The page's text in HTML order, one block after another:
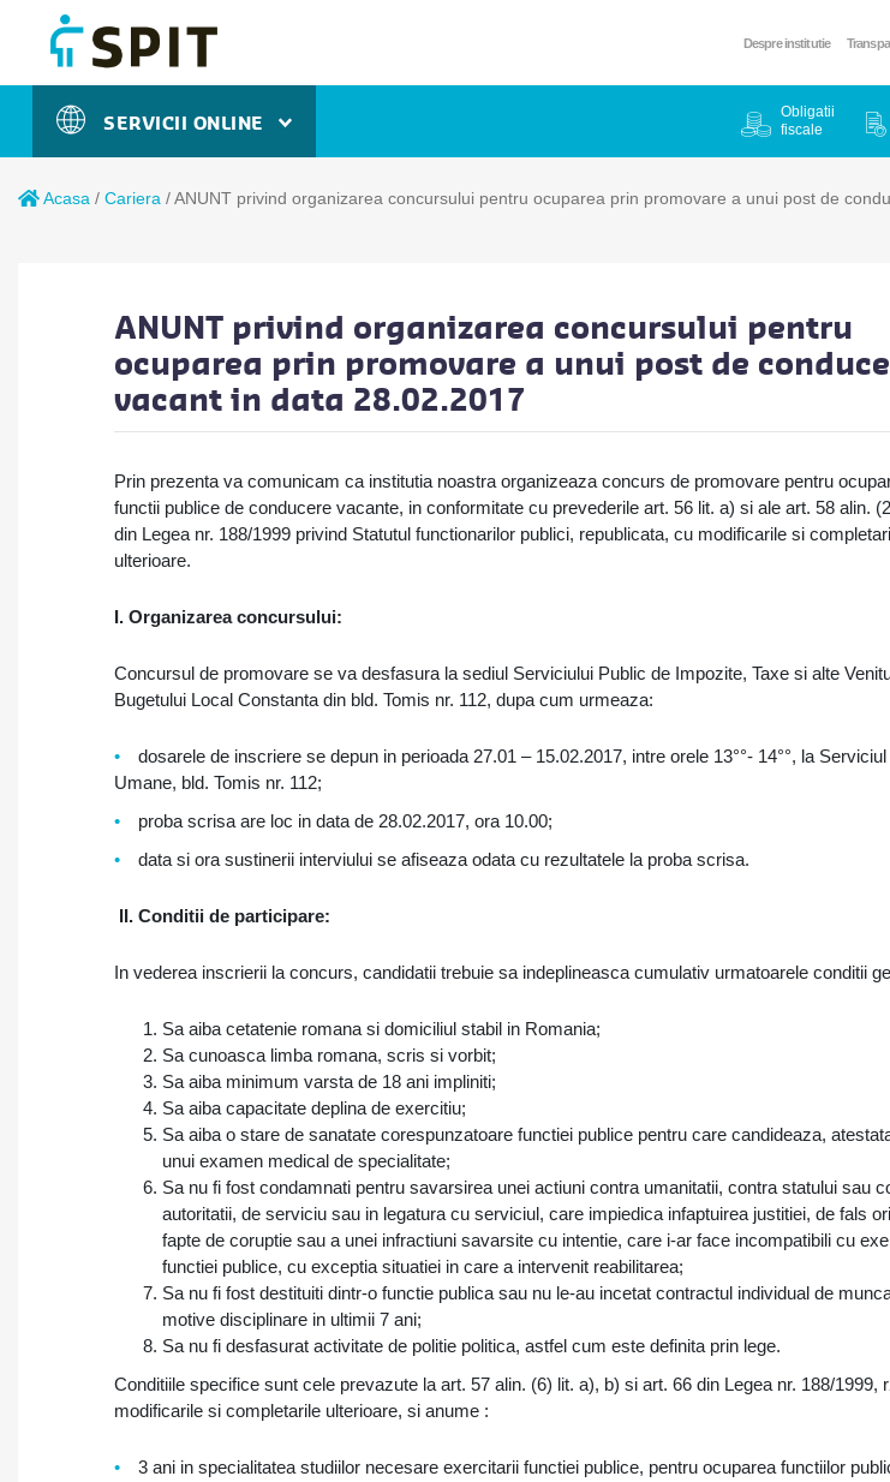
Despre institutie
SERVICII ONLINE
Obligatii
fiscale
Acasa / Cariera /ANUNT privind organizarea concursului pentru ocuparea prin promovare a unui post de
ANUNT privind organizarea concursului pentru
ocuparea prin promovare a unui post de
vacant in data 28.02.2017
Prin prezenta va comunicam ca institutia noastra organizeaza concurs de promovare pentru
functii publice de conducere vacante, in conformitate cu prevederile art. 56 lit. a) si ale art. 58 alin.
din Legea nr. 188/1999 privind Statutul functionarilor publici, republicata, cu modificarile si
ulterioare.
I. Organizarea concursului:
Concursul de promovare se va desfasura la sediul Serviciului Public de Impozite, Taxe si alte
Bugetului Local Constanta din bld. Tomis nr. 112, dupa cum urmeaza:
dosarele de inscriere se depun in perioada 27.01 – 15.02.2017, intre orele 13°°- 14°°, la
Umane, bld. Tomis nr. 112;
proba scrisa are loc in data de 28.02.2017, ora 10.00;
data si ora sustinerii interviului se afiseaza odata cu rezultatele la proba scrisa.
II. Conditii de participare:
In vederea inscrierii la concurs, candidatii trebuie sa indeplineasca cumulativ urmatoarele conditii
Sa aiba cetatenie romana si domiciliul stabil in Romania;
Sa cunoasca limba romana, scris si vorbit;
Sa aiba minimum varsta de 18 ani impliniti;
Sa aiba capacitate deplina de exercitiu;
Sa aiba o stare de sanatate corespunzatoare functiei publice pentru care candideaza,
unui examen medical de specialitate;
Sa nu fi fost condamnati pentru savarsirea unei actiuni contra umanitatii, contra statului sau
autoritatii, de serviciu sau in legatura cu serviciul, care impiedica infaptuirea justitiei, de fals
fapte de coruptie sau a unei infractiuni savarsite cu intentie, care i-ar face incompatibili cu
functiei publice, cu exceptia situatiei in care a intervenit reabilitarea;
Sa nu fi fost destituiti dintr-o functie publica sau nu le-au incetat contractul individual de
motive disciplinare in ultimii 7 ani;
Sa nu fi desfasurat activitate de politie politica, astfel cum este definita prin lege.
Conditiile specifice sunt cele prevazute la art. 57 alin. (6) lit. a), b) si art. 66 din Legea nr. 188/1999,
modificarile si completarile ulterioare, si anume :
3 ani in specialitatea studiilor necesare exercitarii functiei publice, pentru ocuparea functiilor